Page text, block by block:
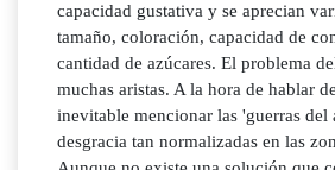
capacidad gustativa y se aprecian
tamaño, coloración, capacidad de
cantidad de azúcares. El problema
muchas aristas. A la hora de hablar
inevitable mencionar las 'guerras del
desgracia tan normalizadas en las